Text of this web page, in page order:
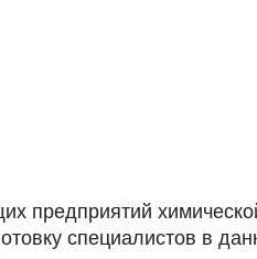
предприятий
специалистов в